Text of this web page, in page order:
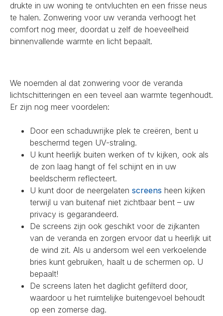
drukte in uw woning te ontvluchten en een frisse neus
te halen. Zonwering voor uw veranda verhoogt het
comfort nog meer, doordat u zelf de hoeveelheid
binnenvallende warmte en licht bepaalt.
We noemden al dat zonwering voor de veranda
lichtschitteringen en een teveel aan warmte tegenhoudt.
Er zijn nog meer voordelen:
Door een schaduwrijke plek te creëren, bent u
beschermd tegen UV-straling.
U kunt heerlijk buiten werken of tv kijken, ook als
de zon laag hangt of fel schijnt en in uw
beeldscherm reflecteert.
U kunt door de neergelaten screens heen kijken
terwijl u van buitenaf niet zichtbaar bent – uw
privacy is gegarandeerd.
De screens zijn ook geschikt voor de zijkanten
van de veranda en zorgen ervoor dat u heerlijk uit
de wind zit. Als u andersom wel een verkoelende
bries kunt gebruiken, haalt u de schermen op. U
bepaalt!
De screens laten het daglicht gefilterd door,
waardoor u het ruimtelijke buitengevoel behoudt
op een zomerse dag.